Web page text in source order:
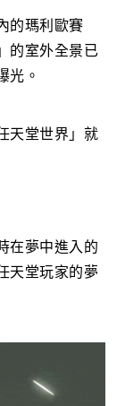
的瑪利歐賽
的室外全景已
光。
天堂世界」就
在夢中進入的
天堂玩家的夢